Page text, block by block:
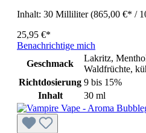
Inhalt: 30 Milliliter(865,00 €* /
25,95 €*
Benachrichtige mich
Geschmack
Lakritz,
Waldfrüchte,
Richtdosierung 9 bis 15%
Inhalt
30 ml